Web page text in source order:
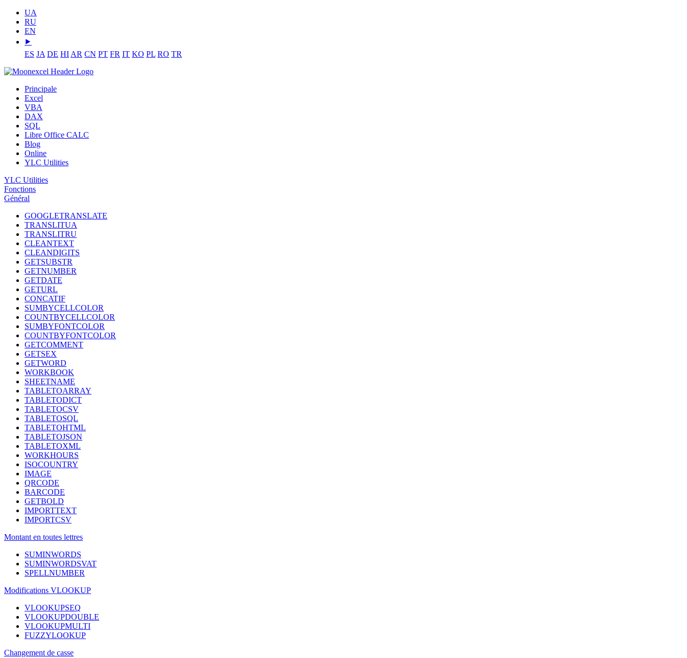
UA
RU
EN
⯈
ES JA DE HI AR CN PT FR IT KO PL RO TR
Principale
Excel
VBA
DAX
SQL
Libre Office CALC
Blog
Online
YLC Utilities
YLC Utilities
Fonctions
Général
GOOGLETRANSLATE
TRANSLITUA
TRANSLITRU
CLEANTEXT
CLEANDIGITS
GETSUBSTR
GETNUMBER
GETDATE
GETURL
CONCATIF
SUMBYCELLCOLOR
COUNTBYCELLCOLOR
SUMBYFONTCOLOR
COUNTBYFONTCOLOR
GETCOMMENT
GETSEX
GETWORD
WORKBOOK
SHEETNAME
TABLETOARRAY
TABLETODICT
TABLETOCSV
TABLETOSQL
TABLETOHTML
TABLETOJSON
TABLETOXML
WORKHOURS
ISOCOUNTRY
IMAGE
QRCODE
BARCODE
GETBOLD
IMPORTTEXT
IMPORTCSV
Montant en toutes lettres
SUMINWORDS
SUMINWORDSVAT
SPELLNUMBER
Modifications VLOOKUP
VLOOKUPSEQ
VLOOKUPDOUBLE
VLOOKUPMULTI
FUZZYLOOKUP
Changement de casse